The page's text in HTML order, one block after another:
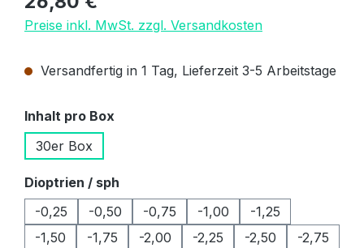
Preise inkl. MwSt. zzgl. Versandkosten
Versandfertig in 1 Tag, Lieferzeit 3-5 Arbeitstage
Inhalt pro Box
30er Box
Dioptrien / sph
-0,25
-0,50 -0,75 -1,00
-1,25
-1,50
-1,75 -2,00 -2,25 -2,50
-2,75